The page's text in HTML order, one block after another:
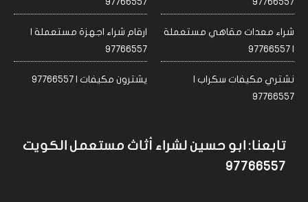
شراء معدات مقاهي مستعملة
| 97766557
ارقام شراء اجهزة مستعملة |
97766557
نشتري مكيفات سكراب |
97766557
يشترون مكيفات | 97766557
تابعنا: ابو حسين لشراء أثاث مستعمل الكويت
97766557